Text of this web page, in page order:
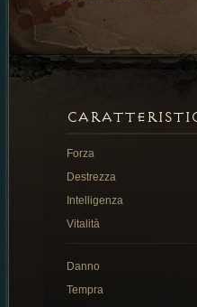
Forza
Destrezza
Intelligenza
Vitalità
Danno
Tempra